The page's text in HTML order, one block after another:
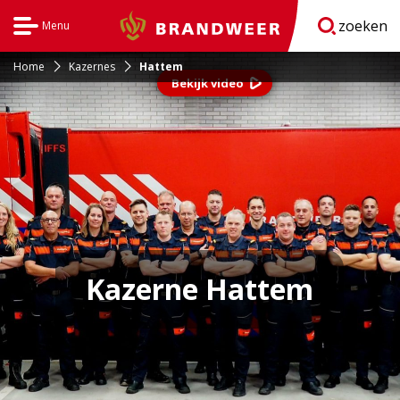
Menu Brandweer zoeken
Home Kazernes Hattem
Bekijk video
Kazerne Hattem